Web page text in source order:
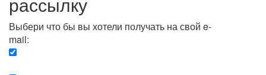
Выбери что бы вы хотели получать на свой e-
mail: